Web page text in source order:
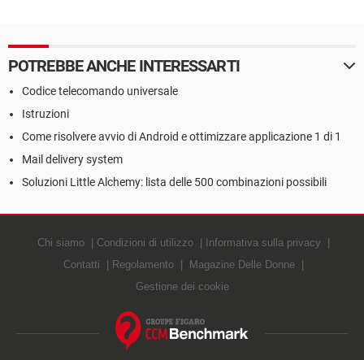
POTREBBE ANCHE INTERESSARTI
Codice telecomando universale
Istruzioni
Come risolvere avvio di Android e ottimizzare applicazione 1 di 1
Mail delivery system
Soluzioni Little Alchemy: lista delle 500 combinazioni possibili
Chi siamo Condizioni di utilizzo
Informativa sulla privacy
Contatti
Regolamento
Magazine Delle Donne
Gestione dei cookie